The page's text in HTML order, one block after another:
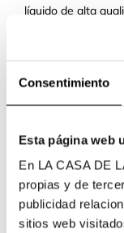
Consentimiento
Esta página web
En LA CASA DE
propias y de
publicidad
sitios web
líquido de alta
Design fino e
permite o acesso
ti!
Detalhes do
Cor: Preto